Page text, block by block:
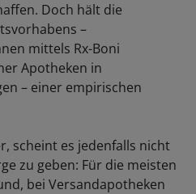
Doch hält die
–
mittels Rx-Boni
Apotheken in
– einer empirischen
scheint es jedenfalls nicht
zu geben: Für die meisten
bei Versandapotheken